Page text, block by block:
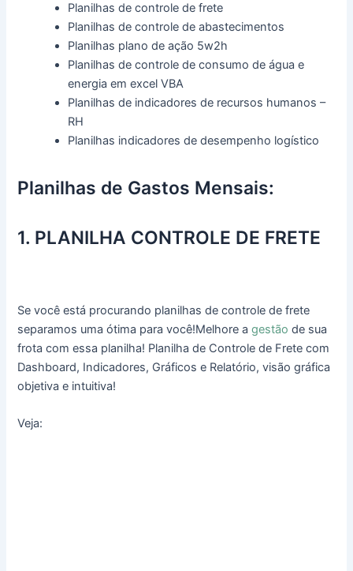
Planilhas de controle de frete
Planilhas de controle de abastecimentos
Planilhas plano de ação 5w2h
Planilhas de controle de consumo de água e
energia em excel VBA
Planilhas de indicadores de recursos humanos –
RH
Planilhas indicadores de desempenho logístico
Planilhas de Gastos Mensais:
1. PLANILHA CONTROLE DE FRETE
Se você está procurando planilhas de controle de frete
separamos uma ótima para você!Melhore agestão de sua
frota com essa planilha! Planilha de Controle de Frete com
Dashboard, Indicadores, Gráficos e Relatório, visão gráfica
objetiva e intuitiva!
Veja: